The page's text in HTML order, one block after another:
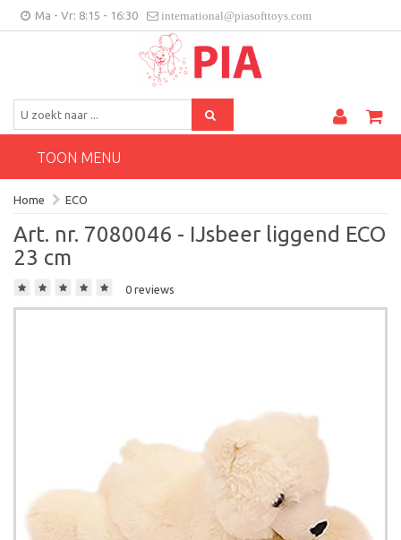
Ma - Vr: 8:15 - 16:30 international@piasofttoys.com
Klantenfeedback
BE/NL
TOON MENU
Home ECO
Art. nr. 7080046 - IJsbeer liggend ECO
23 cm
0 reviews